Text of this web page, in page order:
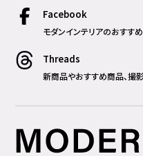
Facebook
モダンインテリアのおすす
Threads
新商品やおすすめ商品、撮